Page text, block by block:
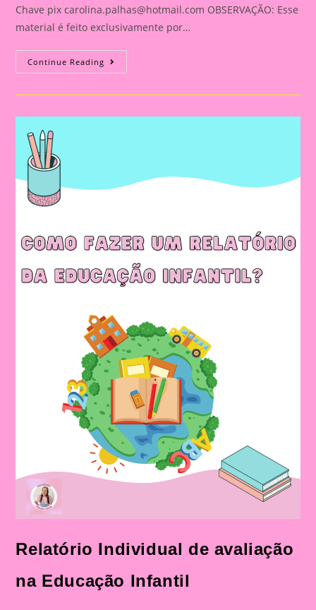
Chave pixcarolina.palhas@hotmail.com OBSERVAÇÃO: Esse
material é feito exclusivamente por…
Continue Reading Relatório
Individual
Avaliação
Relatório Individual de avaliação
na Educação Infantil